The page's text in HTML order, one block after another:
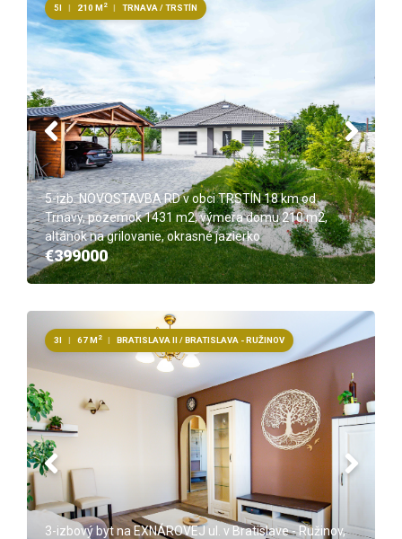
5-izb. NOVOSTAVBA RD v obci TRSTÍN 18 km od
Trnavy, pozemok 1431 m2, výmera domu 210 m2,
altánok na grilovanie, okrasné jazierko
€399000
5I | 210 M 2 | TRNAVA / TRSTÍN
3-izbový byt na EXNÁROVEJ ul. v Bratislave - Ružinov,
3I | 67 M 2 | BRATISLAVA II / BRATISLAVA - RUŽINOV